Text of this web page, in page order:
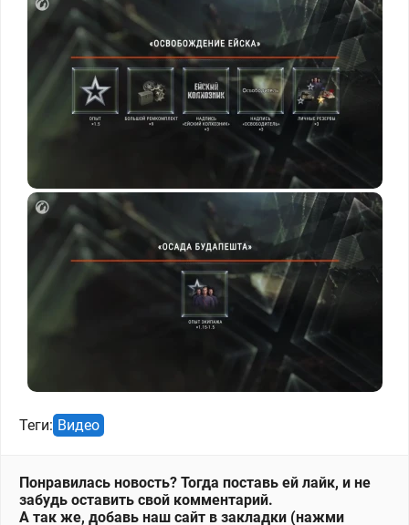
Теги: Видео
Понравилась новость? Тогда поставь ей лайк, и не
забудь оставить свой комментарий.
А так же, добавь наш сайт в закладки (нажми